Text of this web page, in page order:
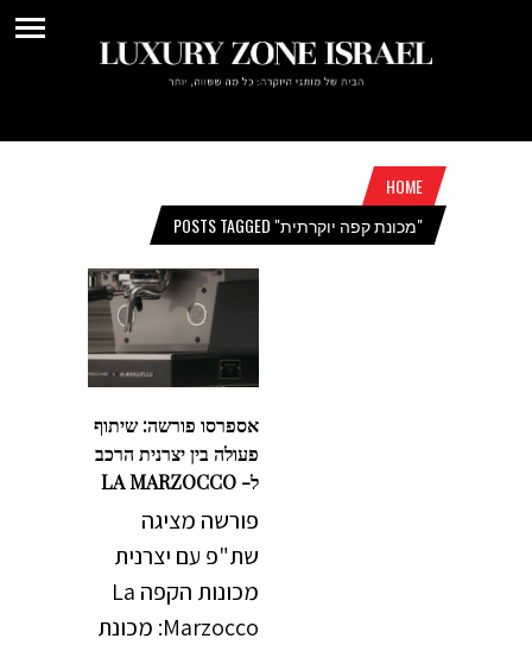
HOME
POSTS TAGGED "מכונת קפה יוקרתית"
אספרסו פורשה: שיתוף
פעולה בין יצרנית הרכב
ל- LA MARZOCCO
פורשה מציגה
שת"פ עם יצרנית
מכונות הקפה La
Marzocco: מכונת